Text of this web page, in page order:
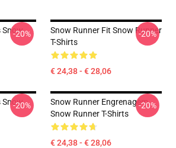
Snow-20%
Snow Runner Fit Snow Runner
T-Shirts
€ 24,38 - € 28,06
-20%
Snow-20%
Snow Runner Engrenagem
Snow Runner T-Shirts
€ 24,38 - € 28,06
-20%